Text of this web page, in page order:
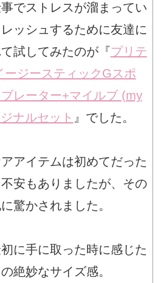
でストレスが溜まってい
ッシュするために友達に
試してみたのが『プリテ
ージースティックGスポ
レーター+マイルブ (my
ナルセット 』でした。
アイテムは初めてだった
安もありましたが、その
驚かされました。
に手に取った時に感じた
絶妙なサイズ感。